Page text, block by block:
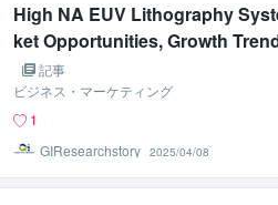
High NA EUV Lithography
ket Opportunities, Growth
emand Analysis Report 2025-
記事
ビジネス・マーケティング
1
GIResearchstory 2025/04/08